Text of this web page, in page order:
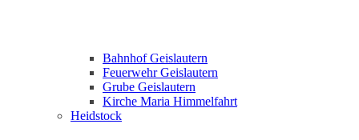
Bahnhof Geislautern
Feuerwehr Geislautern
Grube Geislautern
Kirche Maria Himmelfahrt
Heidstock